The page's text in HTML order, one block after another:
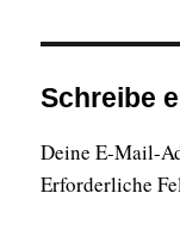
Schreibe
Deine E-Mail-
Erforderliche